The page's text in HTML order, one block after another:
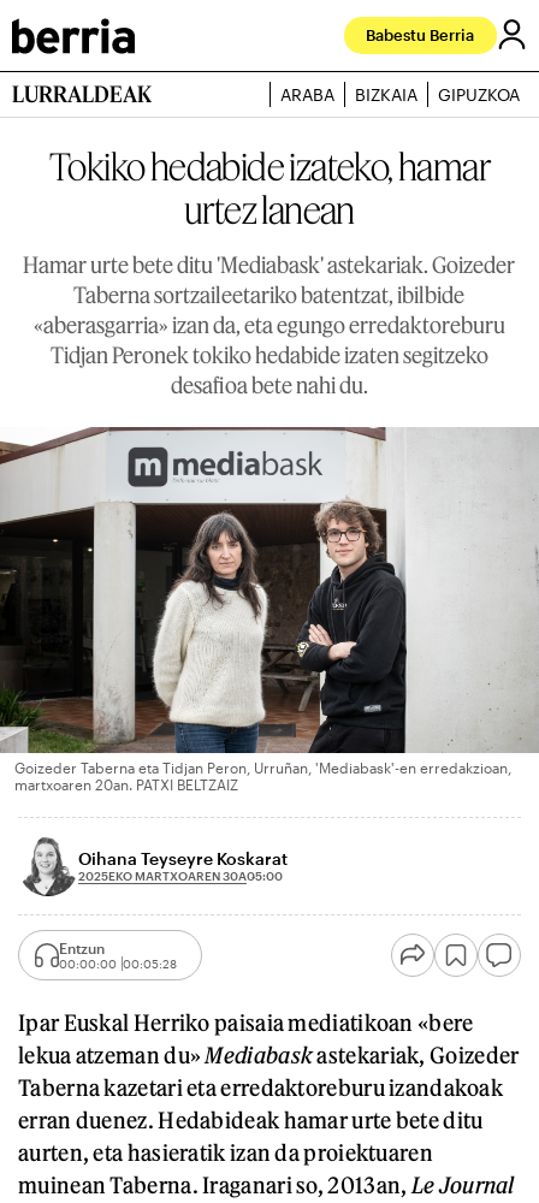
Babestu Berria
LURRALDEAK ARABA BIZKAIA GIPUZKOA
Tokiko hedabide izateko, hamar
urtez lanean
Hamar urte bete ditu 'Mediabask' astekariak. Goizeder
Taberna sortzaileetariko batentzat, ibilbide
«aberasgarria» izan da, eta egungo erredaktoreburu
Tidjan Peronek tokiko hedabide izaten segitzeko
desafioa bete nahi du.
Goizeder Taberna eta Tidjan Peron, Urruñan, 'Mediabask'-en erredakzioan,
martxoaren 20an. PATXI BELTZAIZ
Oihana Teyseyre Koskarat
2025EKO MARTXOAREN 30A05:00
Entzun
00:00:00 00:05:28
Ipar Euskal Herriko paisaia mediatikoan «bere
lekua atzeman du» Mediabaskastekariak, Goizeder
Taberna kazetari eta erredaktoreburu izandakoak
erran duenez. Hedabideak hamar urte bete ditu
aurten, eta hasieratik izan da proiektuaren
muinean Taberna. Iraganari so, 2013an, Le Journal